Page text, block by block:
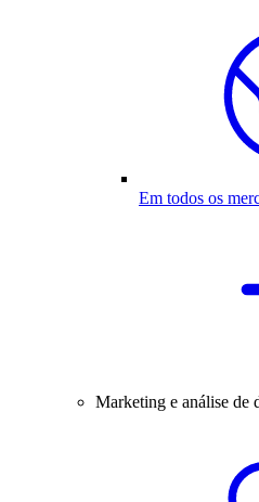
Em todos os
Marketing e análise de